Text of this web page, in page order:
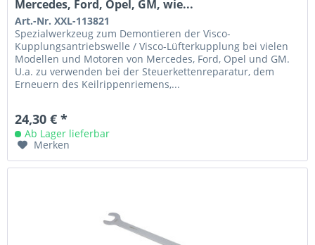
Mercedes, Ford, Opel, GM, wie...
Art.-Nr. XXL-113821
Spezialwerkzeug zum Demontieren der Visco-
Kupplungsantriebswelle / Visco-Lüfterkupplung bei vielen
Modellen und Motoren von Mercedes, Ford, Opel und GM.
U.a. zu verwenden bei der Steuerkettenreparatur, dem
Erneuern des Keilrippenriemens,...
24,30 € *
Ab Lager lieferbar
Merken